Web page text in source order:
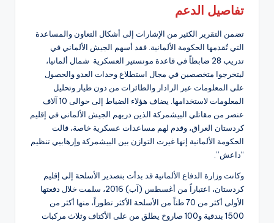
تفاصيل الدعم
تضمن التقرير الكثير من الإشارات إلى أشكال التعاون والمساعدة
التي تُقدمها الحكومة الألمانية. فقد أسهم الجيش الألماني في
تدريب 28 ضابطاً في قاعدة مونستير العسكرية شمال ألمانيا،
ليتخرجوا متخصصين في مجال استطلاع وحدات العدو والحصول
على المعلومات عبر الرادار والطائرات من دون طيار وتحليل
المعلومات لاستخدامها. يضاف هؤلاء الضباط إلى حوالى 10 آلاف
عنصر من مقاتلي البيشمركة الذين دربهم الجيش الألماني في إقليم
كردستان العراق، وقدم لهم مساعدات عسكرية خاصة، قالت
الحكومة الألمانية إنها غيرت التوازن بين البيشمركة وإرهابيي تنظيم
“داعش”.
وكانت وزارة الدفاع الألمانية قد بدأت بتصدير الأسلحة إلى إقليم
كردستان، اعتباراً من أغسطس (آب) 2016، سلمت خلال دفعتها
الأولى أكثر من 70 طناً من الأسلحة الأكثر تطوراً، منها أكثر من
1500 بندقية و100 صاروخ يطلق من على الأكتاف وثلاث مركبات